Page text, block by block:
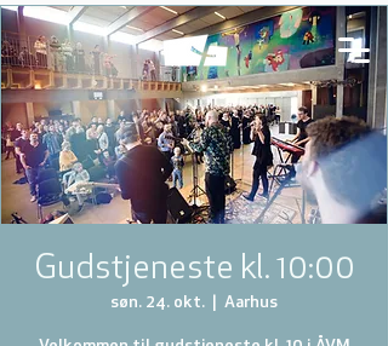
Gudstjeneste kl. 10:00
søn. 24. okt. Aarhus